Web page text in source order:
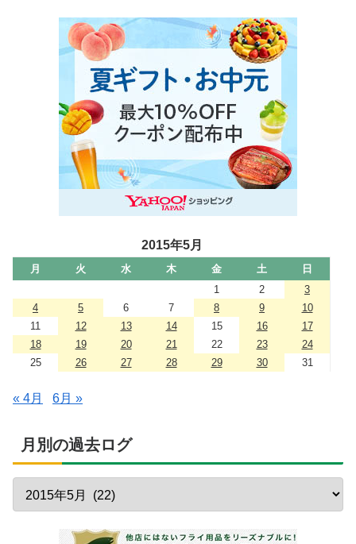
2015年5月
月 火 水 木 金 土
日
1
2
3
4
5 6 7 8 9
10
11
12 13 14 15 16
17
18
19 20 21 22 23
24
25
26 27 28 29 30 31
« 4月 6月 »
月別の過去ログ